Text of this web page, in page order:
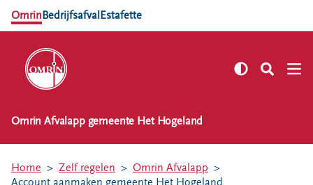
OmrinBedrijfsafval Estafette
NL EN
Afvalkalender
Omrin Afvalapp gemeente Het Hogeland
Home Zelf regelen
Omrin Afvalapp
Account aanmaken gemeente Het Hogeland